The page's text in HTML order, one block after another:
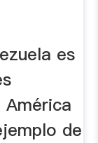
es
de